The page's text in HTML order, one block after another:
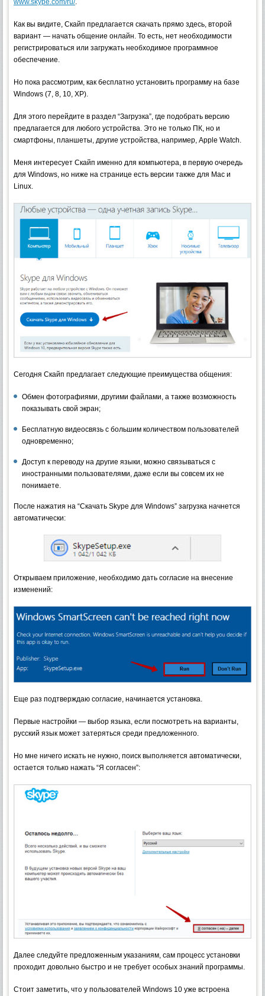
www.skype.com/ru/.
Как вы видите, Скайп предлагается скачать прямо здесь, второй
вариант — начать общение онлайн. То есть, нет необходимости
регистрироваться или загружать необходимое программное
обеспечение.
Но пока рассмотрим, как бесплатно установить программу на базе
Windows (7, 8, 10, XP).
Для этого перейдите в раздел “Загрузка”, где подобрать версию
предлагается для любого устройства. Это не только ПК, но и
смартфоны, планшеты, другие устройства, например, Apple Watch.
Меня интересует Скайп именно для компьютера, в первую очередь
для Windows, но ниже на странице есть версии также для Mac и
Linux.
Сегодня Скайп предлагает следующие преимущества общения:
Обмен фотографиями, другими файлами, а также возможность
показывать свой экран;
Бесплатную видеосвязь с большим количеством пользователей
одновременно;
Доступ к переводу на другие языки, можно связываться с
иностранными пользователями, даже если вы совсем их не
понимаете.
После нажатия на “Скачать Skype для Windows” загрузка начнется
автоматически:
Открываем приложение, необходимо дать согласие на внесение
изменений:
Еще раз подтверждаю согласие, начинается установка.
Первые настройки — выбор языка, если посмотреть на варианты,
русский язык может затеряться среди предложенного.
Но мне ничего искать не нужно, поиск выполняется автоматически,
остается только нажать “Я согласен”:
Далее следуйте предложенным указаниям, сам процесс установки
проходит довольно быстро и не требует особых знаний программы.
Стоит заметить, что у пользователей Windows 10 уже встроена